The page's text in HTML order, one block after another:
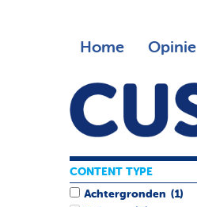
Home Opinie
CONTENT TYPE
Achtergronden (1)